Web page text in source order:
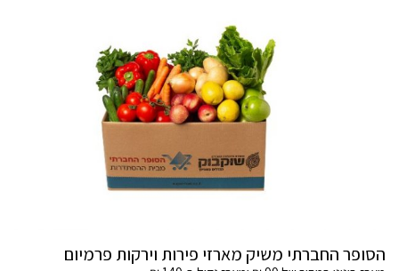
הסופר החברתי משיק מארזי פירות וירקות פרמיום